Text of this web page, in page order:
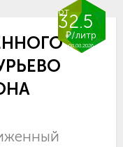
от
32.5
₽/литр
08.08.2026